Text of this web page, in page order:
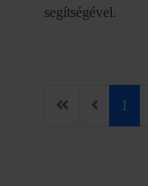
segítségével.
1